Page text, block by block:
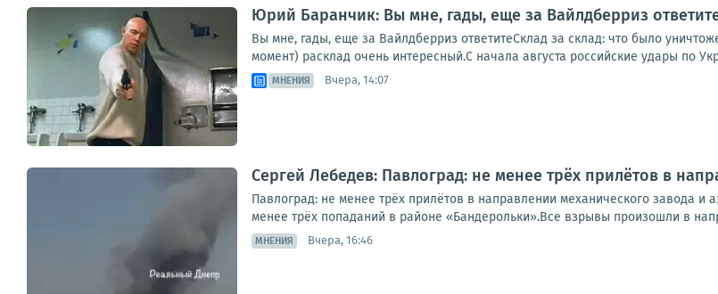
Юрий Баранчик: Вы мне, гады, еще за Вайлдберриз
Вы мне, гады, еще за Вайлдберриз ответитеСклад за склад: что было
момент) расклад очень интересный.С начала августа российские удары по
МНЕНИЯ Вчера, 14:07
Сергей Лебедев: Павлоград: не менее трёх прилётов в
Павлоград: не менее трёх прилётов в направлении механического завода
менее трёх попаданий в районе «Бандерольки».Все взрывы произошли в
МНЕНИЯ Вчера, 16:46